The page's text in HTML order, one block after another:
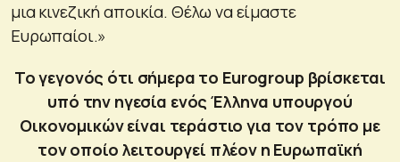
μια κινεζική αποικία. Θέλω να είμαστε
Ευρωπαίοι.»
Το γεγονός ότι σήμερα το Eurogroup βρίσκεται
υπό την ηγεσία ενός Έλληνα υπουργού
Οικονομικών είναι τεράστιο για τον τρόπο με
τον οποίο λειτουργεί πλέον η Ευρωπαϊκή